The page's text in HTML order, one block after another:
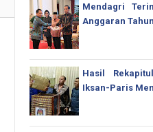
Mendagri
Anggaran
Hasil
Iksan-Paris